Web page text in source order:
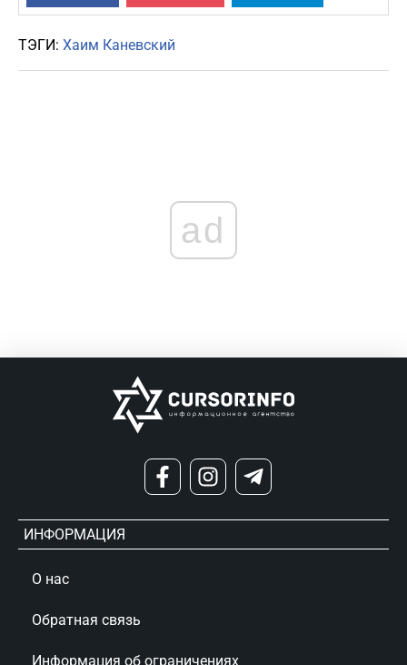
ТЭГИ: Хаим Каневский
ad
ИНФОРМАЦИЯ
О нас
Обратная связь
Информация об ограничениях